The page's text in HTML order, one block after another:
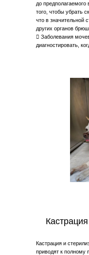
до
того, чтобы убрать
что в значительной
других органов
 Заболевания
диагностировать,
Кастрация и
приводят к полному